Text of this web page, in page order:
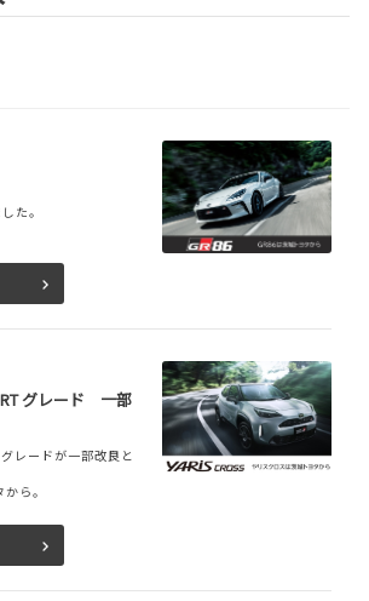
た。
グレード 一部
レードが一部改良と
ら。